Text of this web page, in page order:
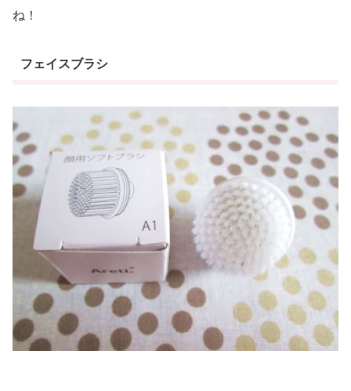
ね！
フェイスブラシ